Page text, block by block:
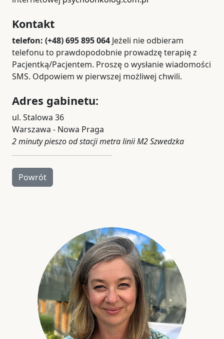
Kontakt
telefon: (+48) 695 895 064 Jeżeli nie odbieram
telefonu to prawdopodobnie prowadzę terapię z
Pacjentką/Pacjentem. Proszę o wysłanie wiadomości
SMS. Odpowiem w pierwszej możliwej chwili.
Adres gabinetu:
ul. Stalowa 36
Warszawa - Nowa Praga
2 minuty pieszo od stacji metra linii M2 Szwedzka
Powrót